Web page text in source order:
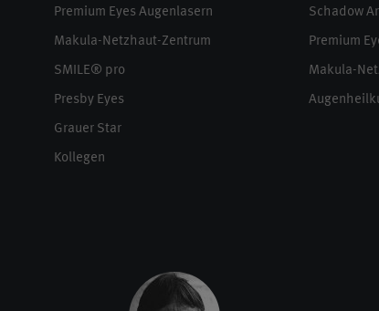
Premium Eyes Augenlasern
Makula-Netzhaut-Zentrum
SMILE® pro
Presby Eyes
Grauer Star
Kollegen
Schadow
Premium
Makula-